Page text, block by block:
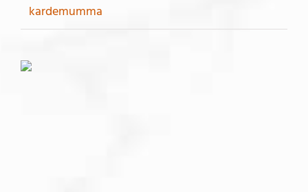
kardemumma